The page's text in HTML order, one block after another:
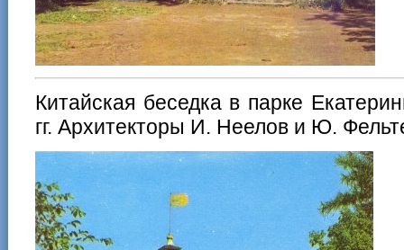
Китайская беседка в парке
гг. Архитекторы И. Неелов и Ю.